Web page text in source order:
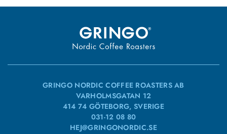
GRINGO NORDIC COFFEE ROASTERS AB
VARHOLMSGATAN 12
414 74 GÖTEBORG, SVERIGE
031-12 08 80
HEJ@GRINGONORDIC.SE